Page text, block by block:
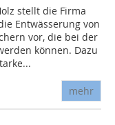
stellt die Firma
Entwässerung von
vor, die bei der
können. Dazu
mehr